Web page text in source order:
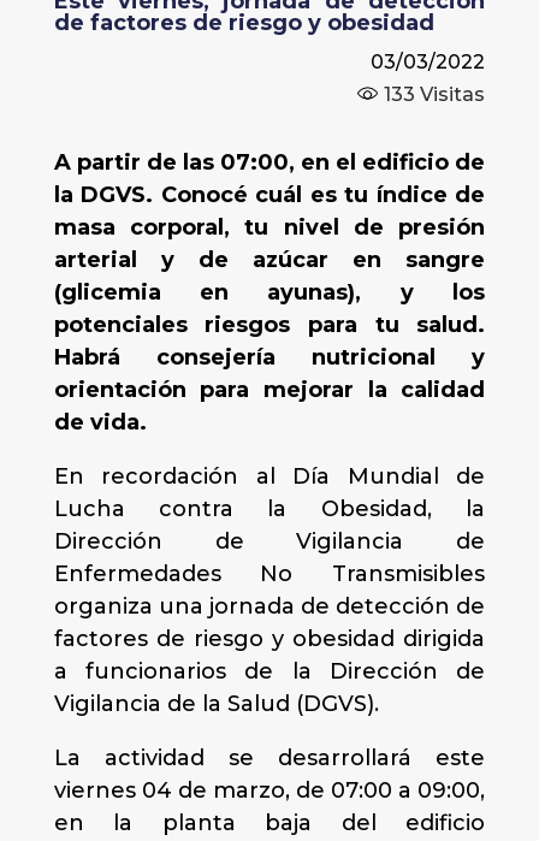
de factores de riesgo y obesidad
03/03/2022
133 Visitas
A partir de las 07:00, en el edificio de
la DGVS. Conocé cuál es tu índice de
masa corporal, tu nivel de presión
arterial y de azúcar en sangre
(glicemia en ayunas), y los
potenciales riesgos para tu salud.
Habrá consejería nutricional y
orientación para mejorar la calidad
de vida.
En recordación al Día Mundial de
Lucha contra la Obesidad, la
Dirección de Vigilancia de
Enfermedades No Transmisibles
organiza una jornada de detección de
factores de riesgo y obesidad dirigida
a funcionarios de la Dirección de
Vigilancia de la Salud (DGVS).
La actividad se desarrollará este
viernes 04 de marzo, de 07:00 a 09:00,
en la planta baja del edificio